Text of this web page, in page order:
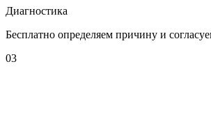
Диагностика
Бесплатно определяем причину и
03